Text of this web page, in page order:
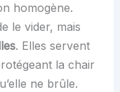
homogène.
le vider, mais
. Elles servent
la chair
ne brûle.